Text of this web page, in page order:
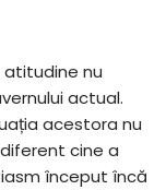
nu
actual.
acestora nu
cine a
început încă